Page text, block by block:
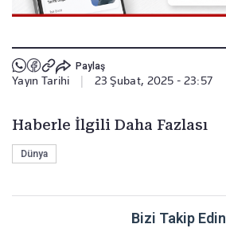
Paylaş
Yayın Tarihi | 23 Şubat, 2025 - 23:57
Haberle İlgili Daha Fazlası
Dünya
Bizi Takip Edin